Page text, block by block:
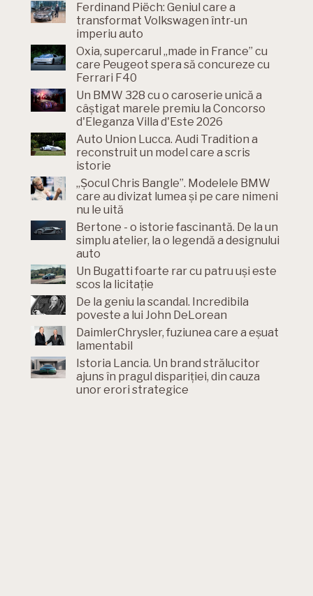
Ferdinand Piëch: Geniul care a
transformat Volkswagen într-un
imperiu auto
Oxia, supercarul „made in France” cu
care Peugeot spera să concureze cu
Ferrari F40
Un BMW 328 cu o caroserie unică a
câștigat marele premiu la Concorso
d'Eleganza Villa d'Este 2026
Auto Union Lucca. Audi Tradition a
reconstruit un model care a scris
istorie
„Șocul Chris Bangle”. Modelele BMW
care au divizat lumea și pe care nimeni
nu le uită
Bertone - o istorie fascinantă. De la un
simplu atelier, la o legendă a designului
auto
Un Bugatti foarte rar cu patru uși este
scos la licitație
De la geniu la scandal. Incredibila
poveste a lui John DeLorean
DaimlerChrysler, fuziunea care a eșuat
lamentabil
Istoria Lancia. Un brand strălucitor
ajuns în pragul dispariției, din cauza
unor erori strategice